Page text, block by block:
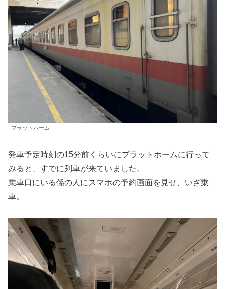
プラットホーム
発車予定時刻の15分前くらいにプラットホームに行って
みると、すでに列車が来ていました。
乗車口にいる係の人にスマホの予約画面を見せ、いざ乗
車。